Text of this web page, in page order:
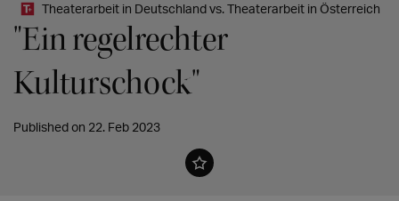
Theaterarbeit in Deutschland vs. Theaterarbeit in Österreich
"Ein regelrechter
Kulturschock"
Published on 22. Feb 2023